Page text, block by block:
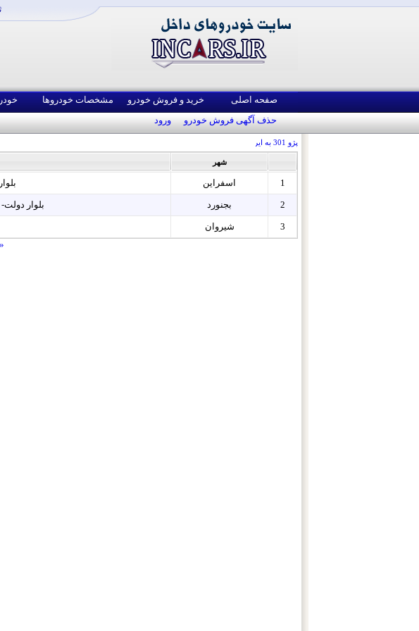
صفحه اصلی خرید و فروش خودرو مشخصات خودروها
حذف آگهی فروش خودرو
ورود
پژو 301 به ایران می‌آید
شهر
1 اسفراين
2 بجنورد بلوار
3 شيروان